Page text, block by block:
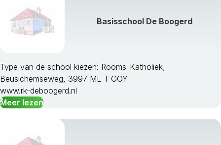
Basisschool De Boogerd
Type van de school kiezen: Rooms-Katholiek,
Beusichemseweg, 3997 ML T GOY
www.rk-deboogerd.nl
Meer lezen